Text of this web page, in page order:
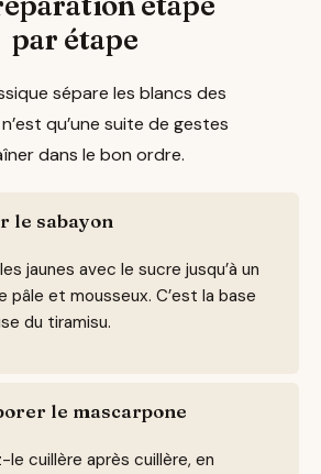
par étape
sépare les blancs des
qu’une suite de gestes
dans le bon ordre.
le sabayon
jaunes avec le sucre jusqu’à un
pâle et mousseux. C’est la base
du tiramisu.
le mascarpone
le cuillère après cuillère, en